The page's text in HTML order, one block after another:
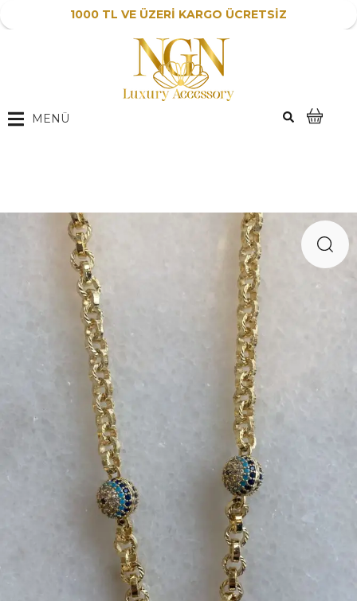
1000 TL VE ÜZERİ KARGO ÜCRETSİZ
MENÜ